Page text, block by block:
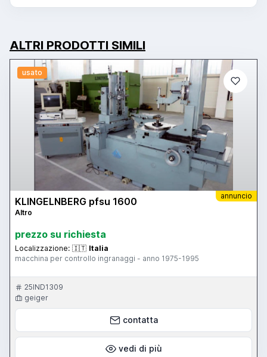
ALTRI PRODOTTI SIMILI
usato
annuncio
KLINGELNBERG pfsu 1600
Altro
prezzo su richiesta
Localizzazione: 🇮🇹 Italia
macchina per controllo ingranaggi - anno 1975-1995
25IND1309
geiger
contatta
vedi di più